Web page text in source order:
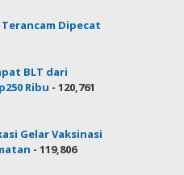
Terancam Dipecat
BLT dari
Ribu - 120,761
Gelar Vaksinasi
- 119,806